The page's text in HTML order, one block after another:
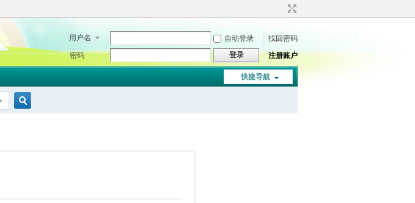
用户名 自动登录
找回密码
密码
登录 注册账户
快捷导航